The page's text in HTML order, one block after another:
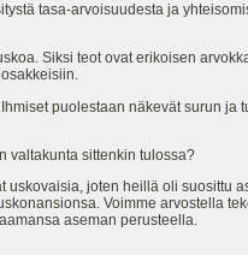
tasa-arvoisuudesta ja
Siksi teot ovat erikoisen
puolestaan näkevät surun ja
valtakunta sittenkin tulossa?
joten heillä oli suosittu
Voimme arvostella
aseman perusteella.